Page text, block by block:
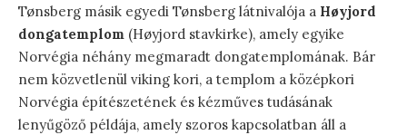
Tønsberg másik egyedi Tønsberg látnivalója a Høyjord
dongatemplom (Høyjord stavkirke), amely egyike
Norvégia néhány megmaradt dongatemplomának. Bár
nem közvetlenül viking kori, a templom a középkori
Norvégia építészetének és kézműves tudásának
lenyűgöző példája, amely szoros kapcsolatban áll a